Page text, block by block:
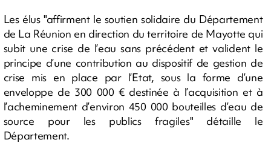
Les élus "affirment le soutien solidaire du Département
de La Réunion en direction du territoire de Mayotte qui
subit une crise de l’eau sans précédent et valident le
principe d’une contribution au dispositif de gestion de
crise mis en place par l’Etat, sous la forme d’une
enveloppe de 300 000 € destinée à l’acquisition et à
l’acheminement d’environ 450 000 bouteilles d’eau de
source pour les publics fragiles" détaille le
Département.